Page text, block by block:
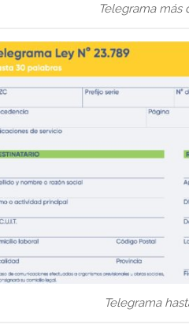
Telegrama más
Telegrama